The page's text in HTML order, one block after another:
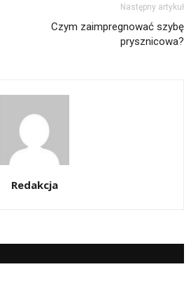
Następny artykuł
Czym zaimpregnować szybę
prysznicowa?
Redakcja